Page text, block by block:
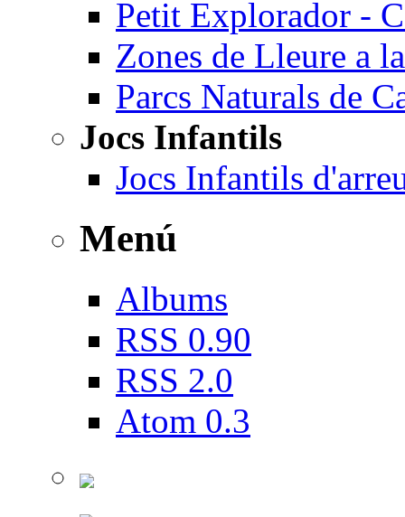
Petit Explorador -
Zones de Lleure a
Parcs Naturals de
Jocs Infantils
Jocs Infantils
Menú
Albums
RSS 0.90
RSS 2.0
Atom 0.3